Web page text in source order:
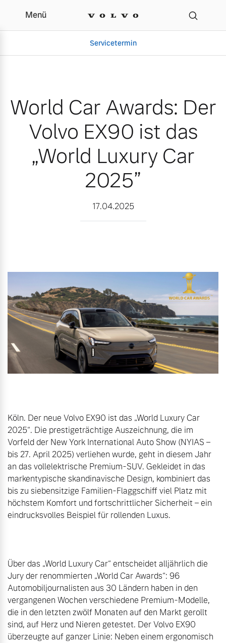
World Car Awards: Der
Menü
Servicetermin
Aktuelle Zubehörangebote
Gebrauchtwagen
Zubehörkatalog
Aktuelle Serviceangebote
Service by Volvo
Unsere News & Events
World Car Awards: Der
Volvo EX90 ist das
„World Luxury Car
2025”
17.04.2025
Köln. Der neue Volvo EX90 ist das „World Luxury Car
2025“. Die prestigeträchtige Auszeichnung, die im
Vorfeld der New York International Auto Show (NYIAS –
bis 27. April 2025) verliehen wurde, geht in diesem Jahr
an das vollelektrische Premium-SUV. Gekleidet in das
markentypische skandinavische Design, kombiniert das
bis zu siebensitzige Familien-Flaggschiff viel Platz mit
höchstem Komfort und fortschrittlicher Sicherheit – ein
eindrucksvolles Beispiel für rollenden Luxus.
Über das „World Luxury Car“ entscheidet alljährlich die
Jury der renommierten „World Car Awards“: 96
Automobiljournalisten aus 30 Ländern haben in den
vergangenen Wochen verschiedene Premium-Modelle,
die in den letzten zwölf Monaten auf den Markt gerollt
sind, auf Herz und Nieren getestet. Der Volvo EX90
überzeugte auf ganzer Linie: Neben einem ergonomisch